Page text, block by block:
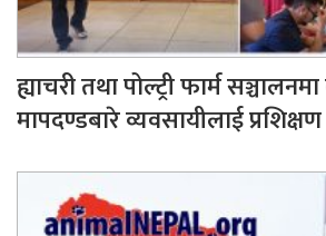
ह्याचरी तथा पोल्ट्री फार्म
मापदण्डबारे व्यवसायीलाई प्रशिक्षण